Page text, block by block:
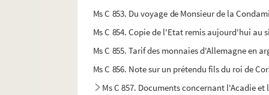
Ms C 853. Du voyage de Monsieur de la
Ms C 854. Copie de l'Etat remis aujourd'hui
Ms C 855. Tarif des monnaies d'Allemagne en
Ms C 856. Note sur un prétendu fils du roi de
Ms C 857. Documents concernant l'Acadie et